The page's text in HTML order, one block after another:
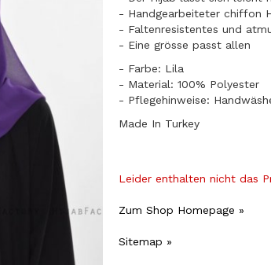
- Handgearbeiteter chiffon
- Faltenresistentes und
​- Eine grösse passt allen
- Farbe: Lila
- Material: 100% Polyester
- Pflegehinweise:
Made In Turkey
Leider enthalten nicht das
Zum Shop Homepage »
Sitemap »